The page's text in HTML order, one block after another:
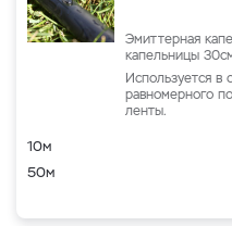
Эмиттерная
капельницы 30
Используется в
равномерного
ленты.
10м
50м